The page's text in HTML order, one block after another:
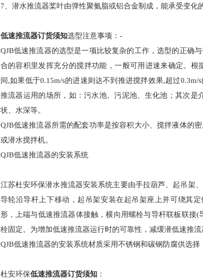
7 、潜水推流器桨叶由弹性聚氨脂或铝合金制成，能承受变化
低速推流器订货须知选型注意事项 ： -
QJB低速推流器的选型是一项比较复杂的工作，选型的正确
合的容积里发挥充分的搅拌功能，一般可用进速来确定。
间,如果低于0.15m/s的进速则达不到推进搅拌效果,超过0.3m/s
推流器运用的场所，如：污水池、污泥池、生化池；其次
状、水深等。
QJB低速推流器所需的配套功率是按容积大小、搅拌液体的
或潜水搅拌机。
QJB低速推流器的安装系统
江苏杜安环保潜水推流器安装系统主要由手拉葫芦、起吊架
导轮沿导杆上下移动，起吊架安装在起吊架座上并可绕其
形，上端与低速推流器体接触，横向用螺栓与导杆联板联接(
栓固定。为增加低速推流器运行时的可靠性，减缓潜低速推
QJB低速推流器的安装系统材质采用不锈钢和碳钢防腐供选择
杜安环保低速推流器订货须知：